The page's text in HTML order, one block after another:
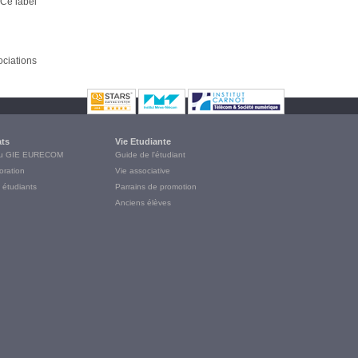
GIE EURECOM
étudiants
Vie Etudiante
Guide de l'étudiant
Vie associative
Parrains de promotion
Anciens élèves